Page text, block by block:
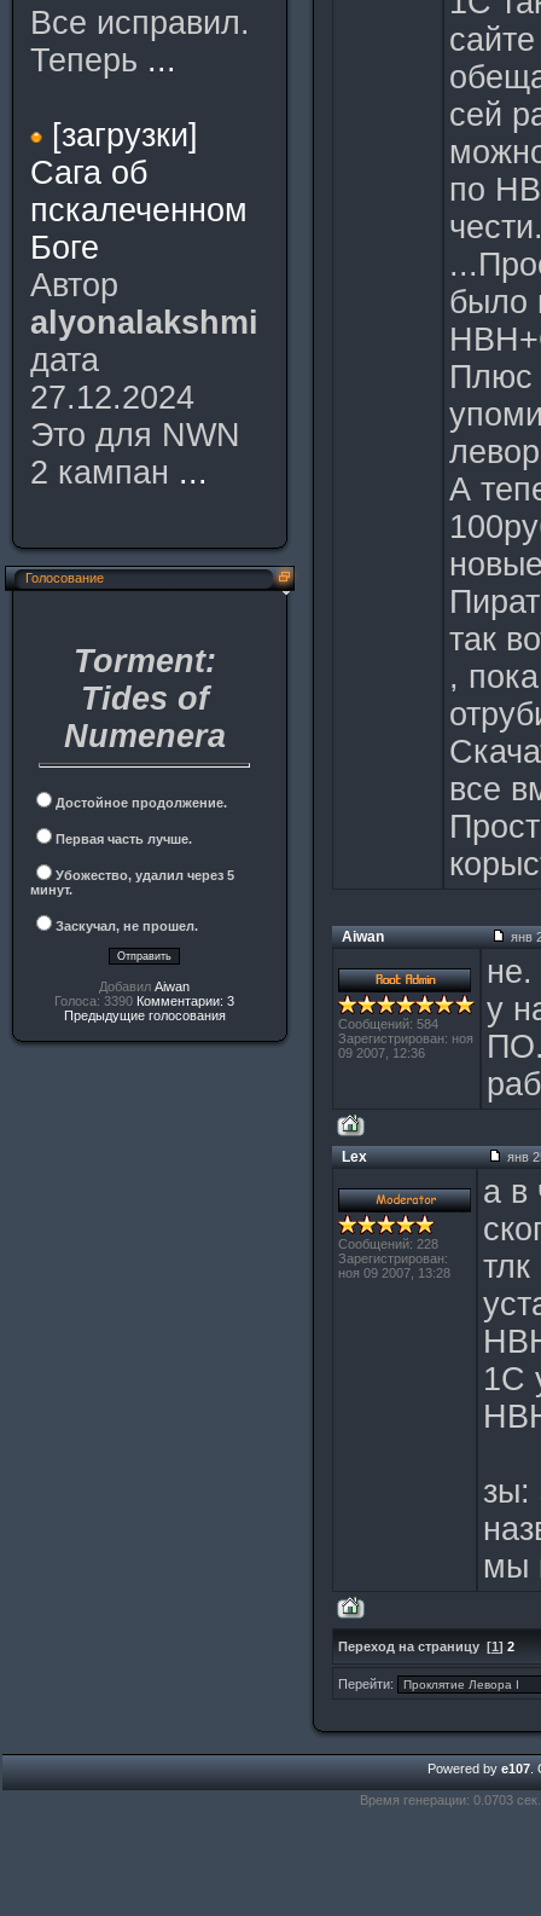
Все исправил.
Теперь ...
[загрузки]
Сага об
пскалеченном
Боге
Автор
alyonalakshmi
дата
27.12.2024
Это для NWN
2 кампан ...
Голосование
Torment:
Tides of
Numenera
Достойное продолжение.
Первая часть лучше.
Убожество, удалил через 5
минут.
Заскучал, не прошел.
Добавил Aiwan
Голоса: 3390 Комментарии: 3
Предыдущие голосования
сей
по
было
Плюс
А
так
,
все
Aiwan янв
Сообщений: 584
Зарегистрирован: ноя
09 2007, 12:36
не.
у
Lex янв
Сообщений: 228
Зарегистрирован:
ноя 09 2007, 13:28
а в
1С
зы:
мы
Переход на страницу [1] 2
Перейти:
Powered by e107
Время генерации: 0.0703